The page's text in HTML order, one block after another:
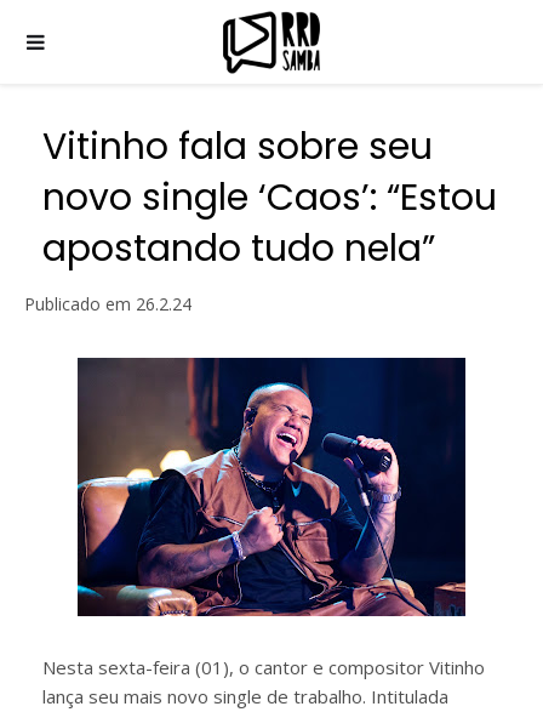
Vitinho fala sobre seu
novo single ‘Caos’: “Estou
apostando tudo nela”
Publicado em 26.2.24
Nesta sexta-feira (01), o cantor e compositor Vitinho
lança seu mais novo single de trabalho. Intitulada